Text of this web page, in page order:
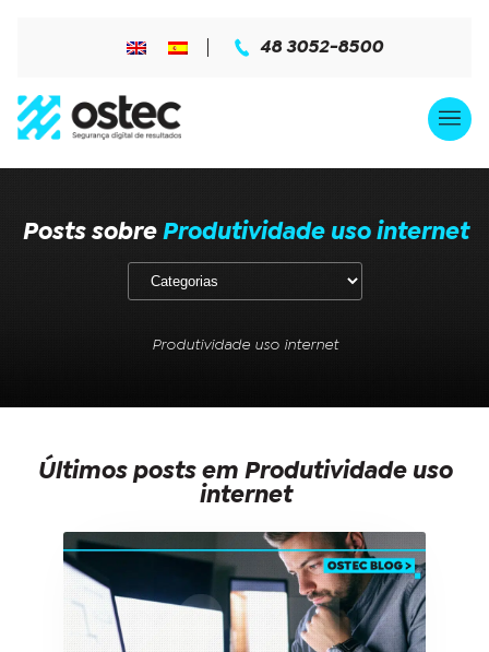
48 3052-8500
Posts sobre Produtividade uso internet
Produtividade uso internet
Últimos posts em Produtividade uso
internet